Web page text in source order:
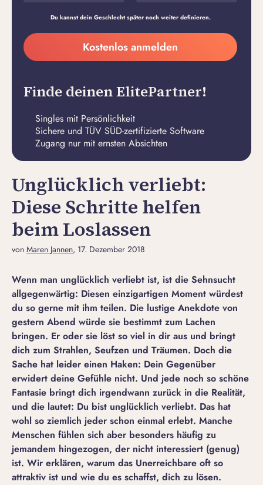
Du kannst dein Geschlecht später noch weiter definieren.
Meine
E-
Adresse
erstellen
Kostenlos anmelden
Finde deinen ElitePartner!
Singles mit Persönlichkeit
Sichere und TÜV SÜD-zertifizierte Software
Zugang nur mit ernsten Absichten
Unglücklich verliebt:
Diese Schritte helfen
beim Loslassen
von Maren Jannen, 17. Dezember 2018
Wenn man unglücklich verliebt ist, ist die Sehnsucht
allgegenwärtig: Diesen einzigartigen Moment würdest
du so gerne mit ihm teilen. Die lustige Anekdote von
gestern Abend würde sie bestimmt zum Lachen
bringen. Er oder sie löst so viel in dir aus und bringt
dich zum Strahlen, Seufzen und Träumen. Doch die
Sache hat leider einen Haken: Dein Gegenüber
erwidert deine Gefühle nicht. Und jede noch so schöne
Fantasie bringt dich irgendwann zurück in die Realität,
und die lautet: Du bist unglücklich verliebt. Das hat
wohl so ziemlich jeder schon einmal erlebt. Manche
Menschen fühlen sich aber besonders häufig zu
jemandem hingezogen, der nicht interessiert (genug)
ist. Wir erklären, warum das Unerreichbare oft so
attraktiv ist und wie du es schaffst, dich zu lösen.